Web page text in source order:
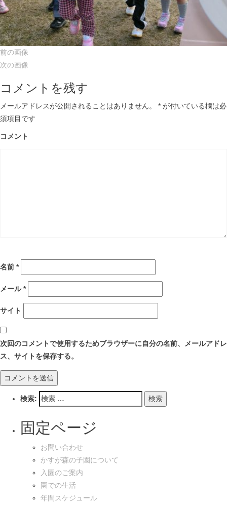
前の画像
次の画像
コメントを残す
メールアドレスが公開されることはありません。 * が付いている欄は必
須項目です
コメント
名前 *
メール*
サイト
次回のコメントで使用するためブラウザーに自分の名前、メールアドレ
ス、サイトを保存する。
検索:
固定ページ
お問い合わせ
かすが森の子園について
入園のご案内
園での生活
年間スケジュール